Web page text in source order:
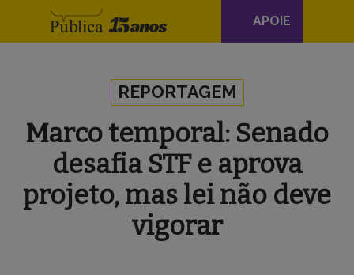
Navegação
principal
APOIE
REPORTAGEM
Marco temporal: Senado
desafia STF e aprova
projeto, mas lei não deve
vigorar